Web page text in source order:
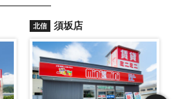
北信 須坂店